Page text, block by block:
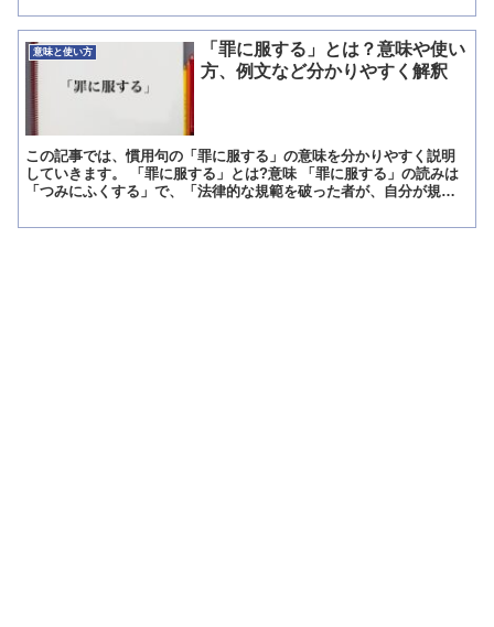
意味と使い方
「罪に服する」とは？意味や使い
方、例文など分かりやすく解釈
この記事では、慣用句の「罪に服する」の意味を分かりやすく説明
していきます。 「罪に服する」とは?意味 「罪に服する」の読みは
「つみにふくする」で、「法律的な規範を破った者が、自分が規範